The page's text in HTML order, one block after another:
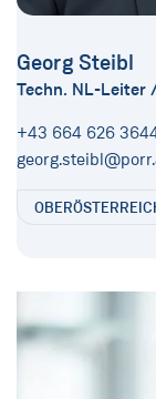
Georg Steibl
Techn. NL-Leiter
+43 664 626